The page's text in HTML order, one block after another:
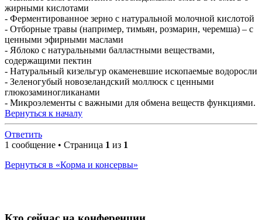
жирными кислотами
- Ферментированное зерно с натуральной молочной кислотой
- Отборные травы (например, тимьян, розмарин, черемша) – с
ценными эфирными маслами
- Яблоко с натуральными балластными веществами,
содержащими пектин
- Натуральный кизельгур окаменевшие ископаемые водоросли
- Зеленогубый новозеландский моллюск с ценными
глюкозаминогликанами
- Микроэлементы с важными для обмена веществ функциями.
Вернуться к началу
Ответить
1 сообщение • Страница 1 из 1
Вернуться в «Корма и консервы»